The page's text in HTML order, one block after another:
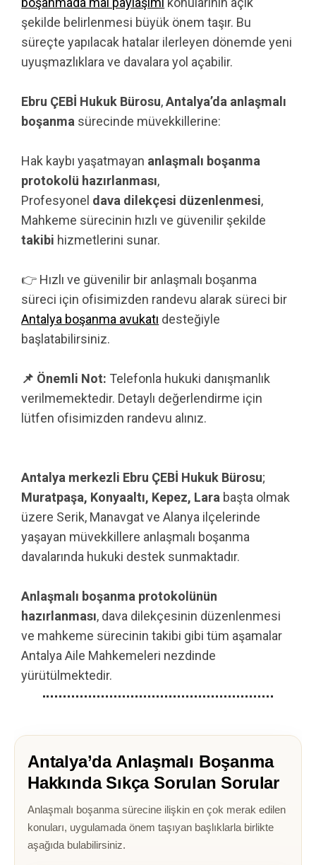
şekilde belirlenmesi büyük önem taşır. Bu
süreçte yapılacak hatalar ilerleyen dönemde yeni
uyuşmazlıklara ve davalara yol açabilir.
Ebru ÇEBİ Hukuk Bürosu,Antalya’da anlaşmalı
boşanma sürecinde müvekkillerine:
Hak kaybı yaşatmayan anlaşmalı boşanma
protokolü hazırlanması,
Profesyonel dava dilekçesi düzenlenmesi,
Mahkeme sürecinin hızlı ve güvenilir şekilde
takibi hizmetlerini sunar.
👉 Hızlı ve güvenilir bir anlaşmalı boşanma
süreci için ofisimizden randevu alarak süreci bir
Antalya boşanma avukatı desteğiyle
başlatabilirsiniz.
📌 Önemli Not: Telefonla hukuki danışmanlık
verilmemektedir. Detaylı değerlendirme için
lütfen ofisimizden randevu alınız.
Antalya merkezli Ebru ÇEBİ Hukuk Bürosu;
Muratpaşa, Konyaaltı, Kepez, Lara başta olmak
üzere Serik, Manavgat ve Alanya ilçelerinde
yaşayan müvekkillere anlaşmalı boşanma
davalarında hukuki destek sunmaktadır.
Anlaşmalı boşanma protokolünün
hazırlanması, dava dilekçesinin düzenlenmesi
ve mahkeme sürecinin takibi gibi tüm aşamalar
Antalya Aile Mahkemeleri nezdinde
yürütülmektedir.
Antalya’da Anlaşmalı Boşanma
Hakkında Sıkça Sorulan Sorular
Anlaşmalı boşanma sürecine ilişkin en çok merak edilen
konuları, uygulamada önem taşıyan başlıklarla birlikte
aşağıda bulabilirsiniz.